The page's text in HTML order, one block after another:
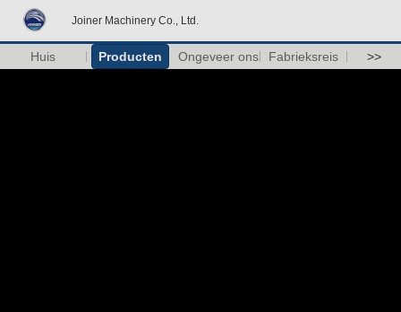
Joiner Machinery Co., Ltd.
Huis Producten Ongeveer ons Fabrieksreis >>